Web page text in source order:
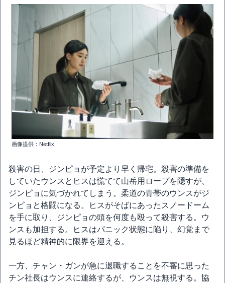
画像提供：Netflix
殺害の日、ジンピョが予定より早く帰宅。殺害の準備を
していたウンスとヒスは慌てて山岳用ロープを隠すが、
ジンピョに気づかれてしまう。柔道の青帯のウンスがジ
ンピョと格闘になる。ヒスがそばにあったスノードーム
を手に取り、ジンピョの頭を何度も殴って殺害する。ウ
ンスも加担する。ヒスはパニック状態に陥り、幻覚まで
見るほど精神的に限界を迎える。
一方、チャン・ガンが急に退職することを不審に思った
チン社長はウンスに連絡するが、ウンスは無視する。協